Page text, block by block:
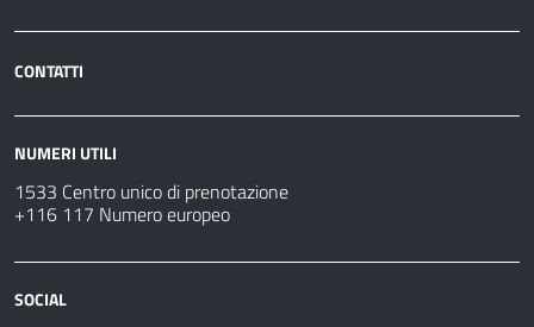
CONTATTI
NUMERI UTILI
1533 Centro unico di prenotazione
+116 117 Numero europeo
SOCIAL